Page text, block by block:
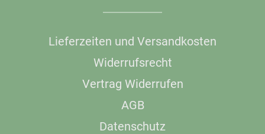
Lieferzeiten und Versandkosten
Widerrufsrecht
Vertrag Widerrufen
AGB
Datenschutz